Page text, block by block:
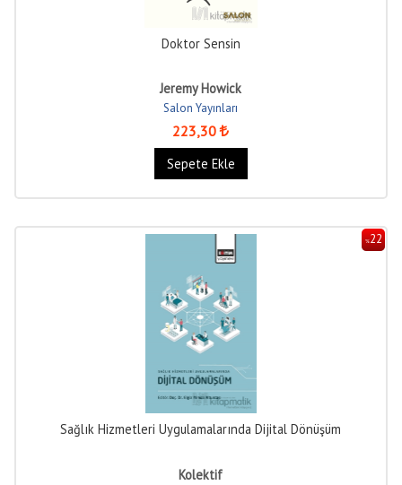
Doktor Sensin
Jeremy Howick
Salon Yayınları
223,30
Sepete Ekle
%22
Sağlık Hizmetleri Uygulamalarında Dijital Dönüşüm
Kolektif